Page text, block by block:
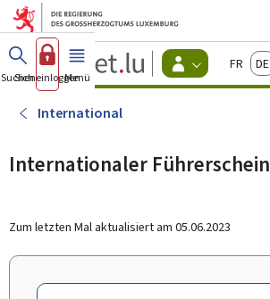
Zum Hauptmenü
Zum Inhalt
Guichet.lu
Changer
d'espace
actif
Français
Suchen
Sich einloggen
Menü Haupt-
International
Internationaler Führerschein
Zum letzten Mal aktualisiert am 05.06.2023